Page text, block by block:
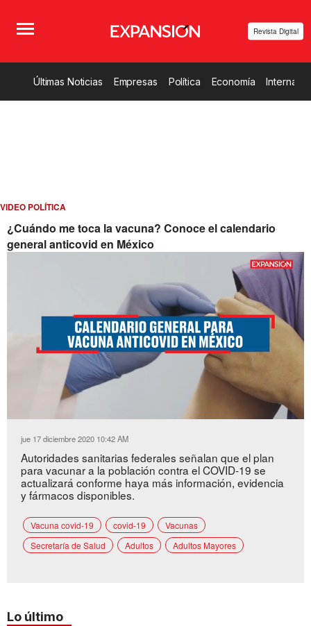
Revista Digital
Últimas Noticias Empresas Política Economía
VIDEO POLÍTICA
¿Cuándo me toca la vacuna? Conoce el calendario
general anticovid en México
21.40%
jue 17 diciembre 2020 10:42 AM
Autoridades sanitarias federales señalan que el plan
para vacunar a la población contra el COVID-19 se
actualizará conforme haya más información, evidencia
y fármacos disponibles.
Vacuna covid-19 covid-19
Vacunas
Secretaría de Salud
Adultos Adultos Mayores
Lo último